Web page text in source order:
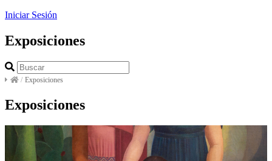
Iniciar Sesión
Exposiciones
/ Exposiciones
Exposiciones